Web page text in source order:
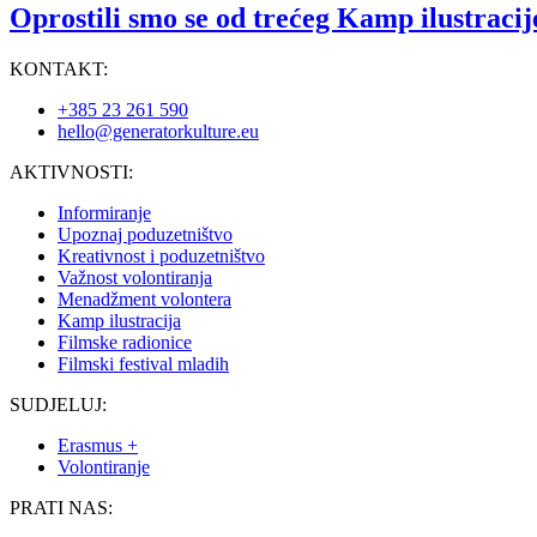
Oprostili smo se od trećeg Kamp
KONTAKT:
+385 23 261 590
hello@generatorkulture.eu
AKTIVNOSTI:
Informiranje
Upoznaj poduzetništvo
Kreativnost i poduzetništvo
Važnost volontiranja
Menadžment volontera
Kamp ilustracija
Filmske radionice
Filmski festival mladih
SUDJELUJ:
Erasmus +
Volontiranje
PRATI NAS: